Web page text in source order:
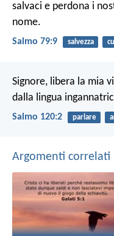
salvaci e perdona i
nome.
Salmo 79:9 salvezza
Signore, libera la mia
dalla lingua
Salmo 120:2 parlare
Argomenti correlati